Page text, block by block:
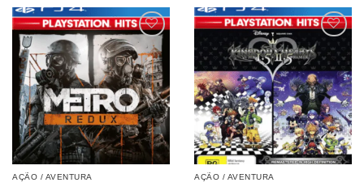
AÇÃO / AVENTURA AÇÃO / AVENTURA